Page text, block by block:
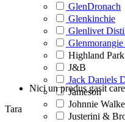
GlenDronach
Glenkinchie
Glenlivet
Highland Park
J&B
Jack Daniels
Jameson
Johnnie
Justerini &
Nici un produs gasit
Tara